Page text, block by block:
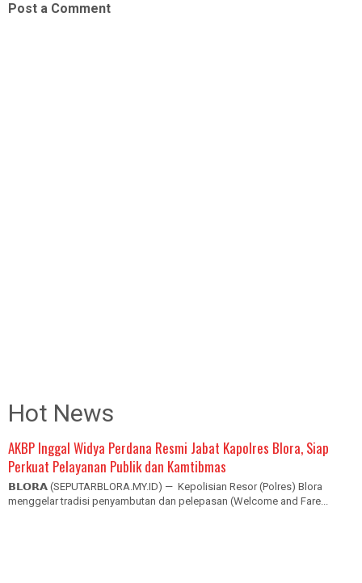
Post a Comment
Hot News
AKBP Inggal Widya Perdana Resmi Jabat Kapolres Blora, Siap
Perkuat Pelayanan Publik dan Kamtibmas
𝗕𝗟𝗢𝗥𝗔 (SEPUTARBLORA.MY.ID) — Kepolisian Resor (Polres) Blora
menggelar tradisi penyambutan dan pelepasan (Welcome and Fare...